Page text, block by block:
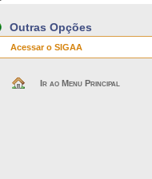
Outras Opções
Acessar o SIGAA
Ir ao Menu Principal